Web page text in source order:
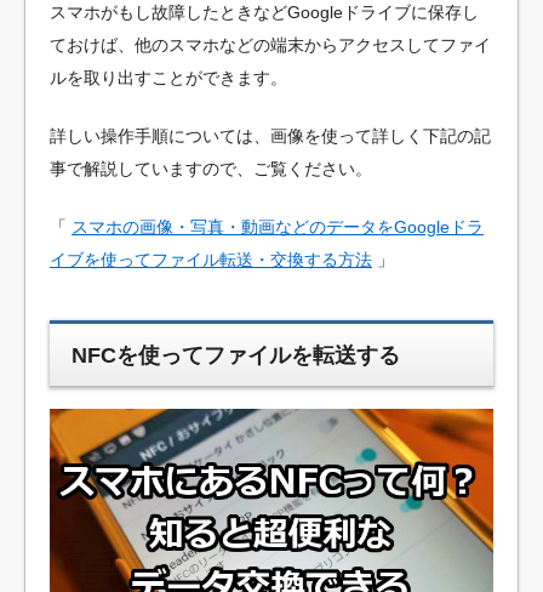
スマホがもし故障したときなどGoogleドライブに保存し
ておけば、他のスマホなどの端末からアクセスしてファイ
ルを取り出すことができます。
詳しい操作手順については、画像を使って詳しく下記の記
事で解説していますので、ご覧ください。
「 スマホの画像・写真・動画などのデータをGoogleドラ
イブを使ってファイル転送・交換する方法 」
NFCを使ってファイルを転送する